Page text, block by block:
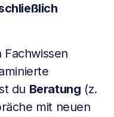
du Beratung (z.
mit neuen